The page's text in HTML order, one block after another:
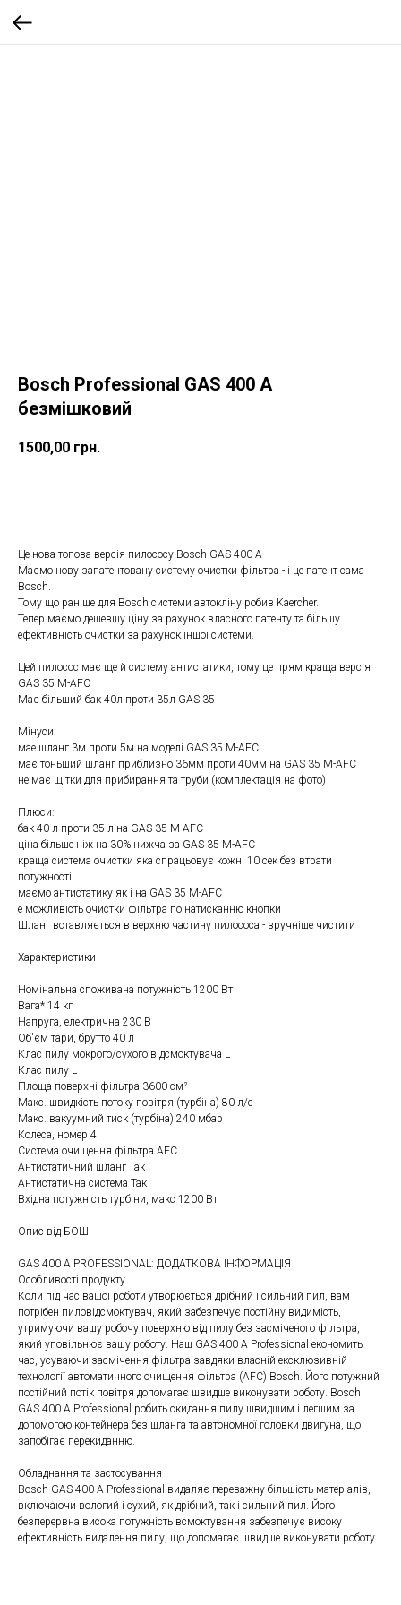
Bosch Professional GAS 400 A
безмішковий
1500,00 грн.
Це нова топова версія пилососу Bosch GAS 400 A
Маємо нову запатентовану систему очистки фільтра - і це патент сама
Bosch.
Тому що раніше для Bosсh системи автокліну робив Kaercher.
Тепер маємо дешевшу ціну за рахунок власного патенту та більшу
ефективність очистки за рахунок іншої системи.
Цей пилосос має ще й систему антистатики, тому це прям краща версія
GAS 35 M-AFC
Має більший бак 40л проти 35л GAS 35
Мінуси:
мае шланг 3м проти 5м на моделі GAS 35 M-AFC
має тоньший шланг приблизно 36мм проти 40мм на GAS 35 M-AFC
не має щітки для прибирання та труби (комплектація на фото)
Плюси:
бак 40 л проти 35 л на GAS 35 M-AFC
ціна більше ніж на 30% нижча за GAS 35 M-AFC
краща система очистки яка спрацьовує кожні 10 сек без втрати
потужності
маємо антистатику як і на GAS 35 M-AFC
е можливість очистки фільтра по натисканню кнопки
Шланг вставляється в верхню частину пилососа - зручніше чистити
Характеристики
Номінальна споживана потужність 1200 Вт
Вага* 14 кг
Напруга, електрична 230 В
Об'єм тари, брутто 40 л
Клас пилу мокрого/сухого відсмоктувача L
Клас пилу L
Площа поверхні фільтра 3600 см²
Макс. швидкість потоку повітря (турбіна) 80 л/с
Макс. вакуумний тиск (турбіна) 240 мбар
Колеса, номер 4
Система очищення фільтра AFC
Антистатичний шланг Так
Антистатична система Так
Вхідна потужність турбіни, макс 1200 Вт
Опис від БОШ
GAS 400 A PROFESSIONAL: ДОДАТКОВА ІНФОРМАЦІЯ
Особливості продукту
Коли під час вашої роботи утворюється дрібний і сильний пил, вам
потрібен пиловідсмоктувач, який забезпечує постійну видимість,
утримуючи вашу робочу поверхню від пилу без засміченого фільтра,
який уповільнює вашу роботу. Наш GAS 400 A Professional економить
час, усуваючи засмічення фільтра завдяки власній ексклюзивній
технології автоматичного очищення фільтра (AFC) Bosch. Його потужний
постійний потік повітря допомагає швидше виконувати роботу. Bosch
GAS 400 A Professional робить скидання пилу швидшим і легшим за
допомогою контейнера без шланга та автономної головки двигуна, що
запобігає перекиданню.
Обладнання та застосування
Bosch GAS 400 A Professional видаляє переважну більшість матеріалів,
включаючи вологий і сухий, як дрібний, так і сильний пил. Його
безперервна висока потужність всмоктування забезпечує високу
ефективність видалення пилу, що допомагає швидше виконувати роботу.